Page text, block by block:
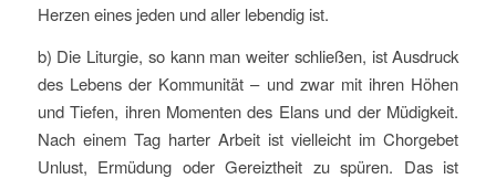
Herzen eines jeden und aller lebendig ist.
b) Die Liturgie, so kann man weiter schließen, ist Ausdruck
des Lebens der Kommunität – und zwar mit ihren Höhen
und Tiefen, ihren Momenten des Elans und der Müdigkeit.
Nach einem Tag harter Arbeit ist vielleicht im Chorgebet
Unlust, Ermüdung oder Gereiztheit zu spüren. Das ist